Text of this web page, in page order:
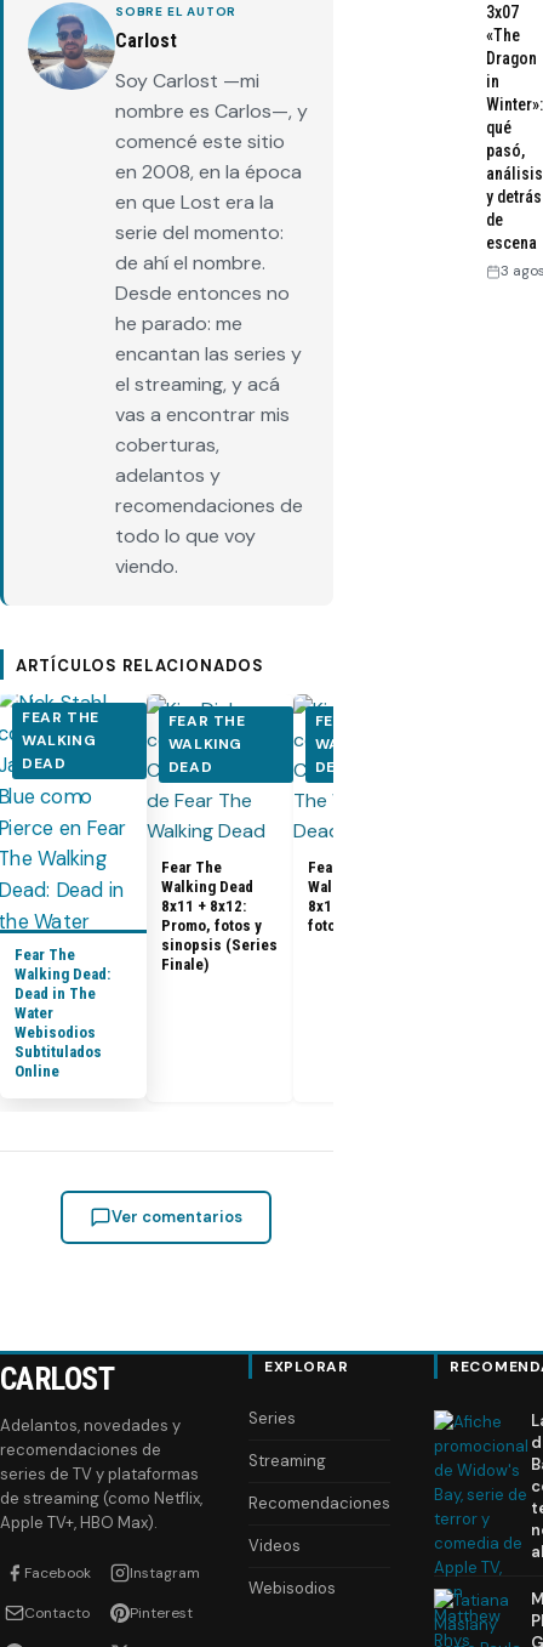
SOBRE EL AUTOR
Carlost
Soy Carlost —mi
nombre es Carlos—, y
comencé este sitio
en 2008, en la época
en que Lost era la
serie del momento:
de ahí el nombre.
Desde entonces no
he parado: me
encantan las series y
el streaming, y acá
vas a encontrar mis
coberturas,
adelantos y
recomendaciones de
todo lo que voy
viendo.
ARTÍCULOS RELACIONADOS
FEAR THE
WALKING
DEAD
Fear The
Walking Dead:
Dead in The
Water
Webisodios
Subtitulados
Online
FEAR THE
WALKING
DEAD
Fear The
Walking Dead
8x11 + 8x12:
Promo, fotos y
sinopsis (Series
Finale)
FEAR THE
WALKING
DEAD
Fear The
Walking Dead
8x10: Promo,
fotos y sinopsis
Ver comentarios
3x07
«The
Dragon
in
Winter»:
qué
pasó,
análisis
y detrás
de
escena
3
CARLOST
Adelantos, novedades y
recomendaciones de
series de TV y plataformas
de streaming (como Netflix,
Apple TV+, HBO Max).
Facebook Instagram
Contacto Pinterest
EXPLORAR
Series
Streaming
Recomendaciones
Videos
Webisodios